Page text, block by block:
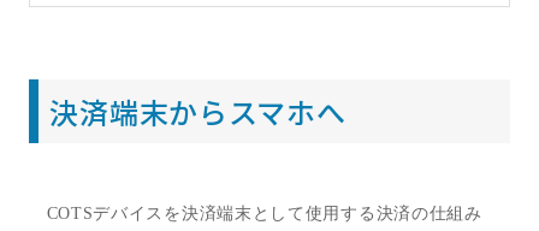
決済端末からスマホへ
COTSデバイスを決済端末として使用する決済の仕組み